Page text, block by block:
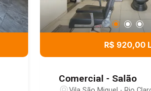
R$ 920,00
Comercial - Salão